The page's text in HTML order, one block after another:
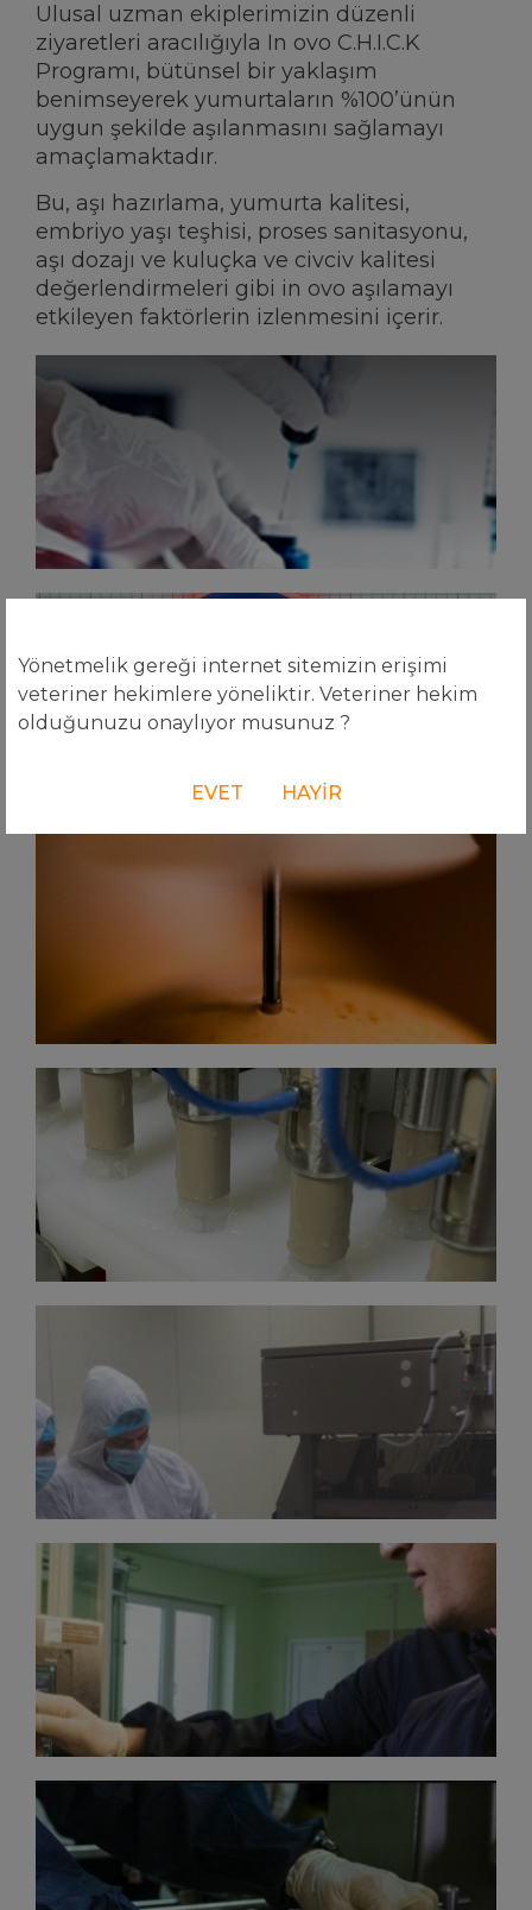
Ulusal uzman ekiplerimizin düzenli
ziyaretleri aracılığıyla In ovo C.H.I.C.K
Programı, bütünsel bir yaklaşım
benimseyerek yumurtaların %100’ünün
uygun şekilde aşılanmasını sağlamayı
amaçlamaktadır.
Bu, aşı hazırlama, yumurta kalitesi,
embriyo yaşı teşhisi, proses sanitasyonu,
aşı dozajı ve kuluçka ve civciv kalitesi
değerlendirmeleri gibi in ovo aşılamayı
etkileyen faktörlerin izlenmesini içerir.
AŞI HAZIRLAMA
In-ovo aşıların uygun şekilde karıştırılması için özel
prosedürler.
Sürü başına embriyo yaşına göre in-ovo enjeksiyon
için doğru zamanı bilmek için anahtar tanı.​
ENJEKSIYON TEKNIĞI
AŞI DOZU​
Kontrollü olarak her embriyolu yumurtaya bir tam doz
aşı uygulanır.
PROSES SANITASYONU
In-ovo sürecinde hijyen koşullarını en üst düzeye
çıkarmak için düzenli testler.
OPERASYONEL
KONTROL​
Ekipmanın doğru ayarının ve genel çalışmasının
YUMURTA KALITESI
Enjeksiyondan önce depolamada yumurta
kabuklarının kalitesinin izlenmesi.​
Yönetmelik gereği internet sitemizin erişimi
veteriner hekimlere yöneliktir. Veteriner hekim
olduğunuzu onaylıyor musunuz ?
EVET HAYIR